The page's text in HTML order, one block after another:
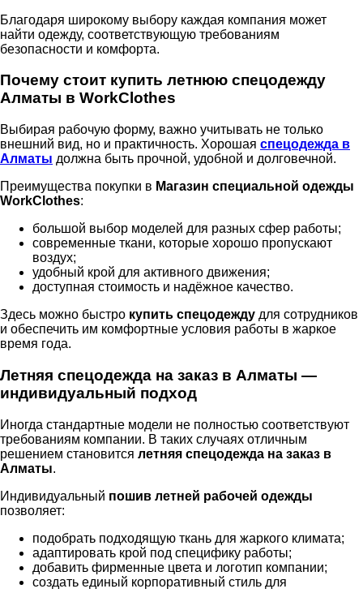
Благодаря широкому выбору каждая компания может
найти одежду, соответствующую требованиям
безопасности и комфорта.
Почему стоит купить летнюю спецодежду
Алматы в WorkClothes
Выбирая рабочую форму, важно учитывать не только
внешний вид, но и практичность. Хорошая спецодежда в
Алматы должна быть прочной, удобной и долговечной.
Преимущества покупки в Магазин специальной одежды
WorkClothes:
большой выбор моделей для разных сфер работы;
современные ткани, которые хорошо пропускают
воздух;
удобный крой для активного движения;
доступная стоимость и надёжное качество.
Здесь можно быстро купить спецодежду для сотрудников
и обеспечить им комфортные условия работы в жаркое
время года.
Летняя спецодежда на заказ в Алматы —
индивидуальный подход
Иногда стандартные модели не полностью соответствуют
требованиям компании. В таких случаях отличным
решением становится летняя спецодежда на заказ в
Алматы.
Индивидуальный пошив летней рабочей одежды
позволяет:
подобрать подходящую ткань для жаркого климата;
адаптировать крой под специфику работы;
добавить фирменные цвета и логотип компании;
создать единый корпоративный стиль для